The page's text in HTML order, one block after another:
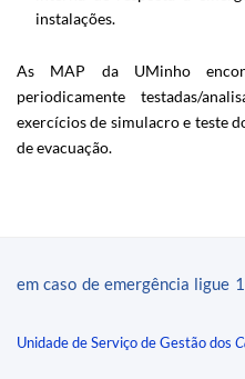
instalações.​
As MAP da UMinho
periodicamente testadas/
exercícios de simulacro e teste
de evacuação.
em caso de emergência
Unidade de Serviço de Gestão dos